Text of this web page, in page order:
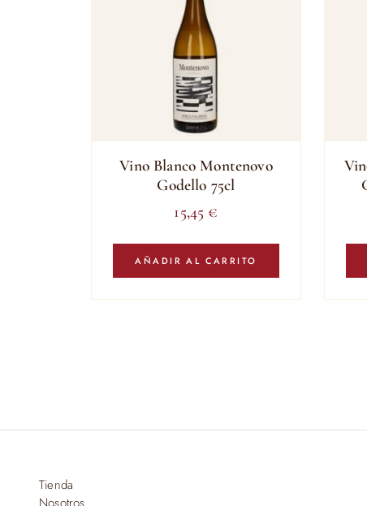
Vino Blanco Montenovo
Godello 75cl
15,45 €
AÑADIR AL CARRITO
Tienda
Nosotros